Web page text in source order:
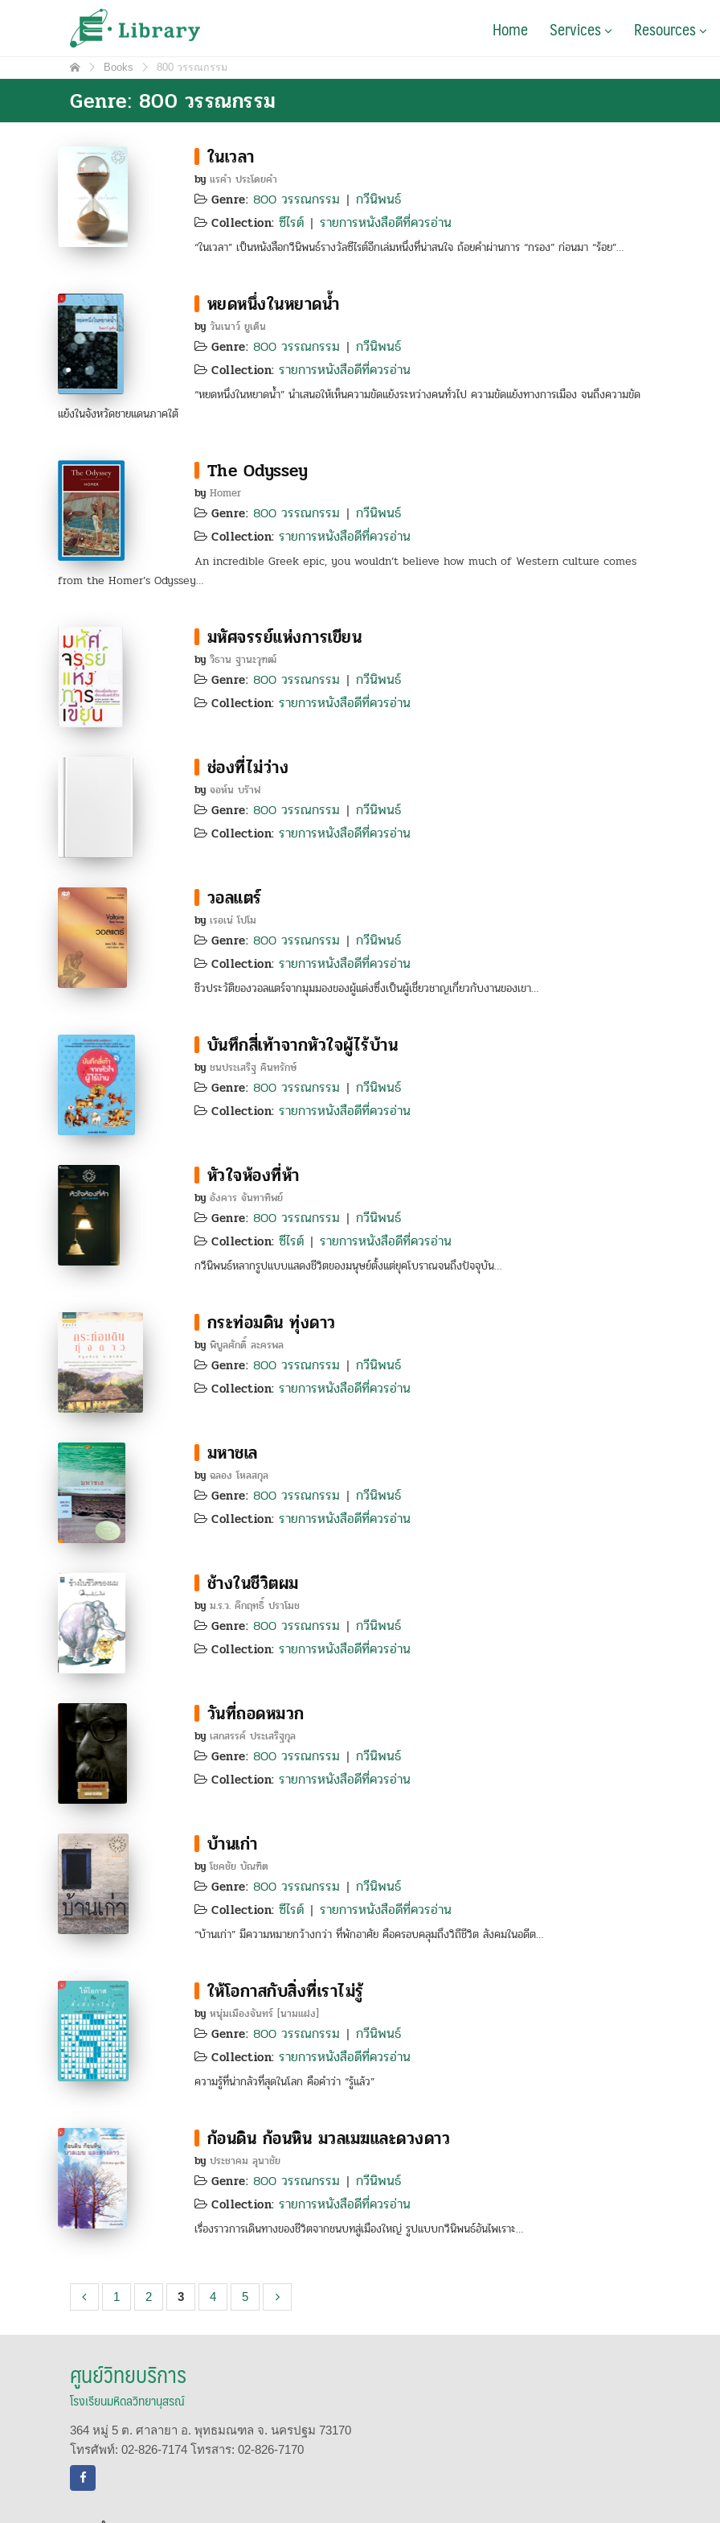
e-Library
ศูนย์วิทยบริการ โรงเรียนมหิดลวิทยานุสรณ์ Home Services Resources
Books 800 วรรณกรรม
Genre: 800 วรรณกรรม
ในเวลา
byแรคำ ประโดยคำ
Genre: 800 วรรณกรรม | กวีนิพนธ์
Collection:ซีไรต์ |รายการหนังสือดีที่ควรอ่าน
“ในเวลา” เป็นหนังสือกวีนิพนธ์รางวัลซีไรต์อีกเล่มหนึ่งที่น่าสนใจ ถ้อยคำผ่านการ “กรอง” ก่อนมา “ร้อย”…
หยดหนึ่งในหยาดน้ำ
byวันเนาว์ ยูเด็น
Genre: 800 วรรณกรรม | กวีนิพนธ์
Collection:รายการหนังสือดีที่ควรอ่าน
“หยดหนึ่งในหยาดน้ำ” นำเสนอให้เห็นความขัดแย้งระหว่างคนทั่วไป ความขัดแย้งทางการเมือง จนถึงความขัด
แย้งในจังหวัดชายแดนภาคใต้
The Odyssey
byHomer
Genre: 800 วรรณกรรม | กวีนิพนธ์
Collection:รายการหนังสือดีที่ควรอ่าน
An incredible Greek epic, you wouldn’t believe how much of Western culture comes
from the Homer’s Odyssey…
มหัศจรรย์แห่งการเขียน
byวิธาน ฐานะวุฑฒ์
Genre: 800 วรรณกรรม | กวีนิพนธ์
Collection:รายการหนังสือดีที่ควรอ่าน
ช่องที่ไม่ว่าง
byจอห์น บร๊าฟ
Genre: 800 วรรณกรรม | กวีนิพนธ์
Collection:รายการหนังสือดีที่ควรอ่าน
วอลแตร์
byเรอเน่ โปโม
Genre: 800 วรรณกรรม | กวีนิพนธ์
Collection:รายการหนังสือดีที่ควรอ่าน
ชีวประวัติของวอลแตร์จากมุมมองของผู้แต่งซึ่งเป็นผู้เชี่ยวชาญเกี่ยวกับงานของเขา…
บันทึกสี่เท้าจากหัวใจผู้ไร้บ้าน
byชนประเสริฐ คินทรักษ์
Genre: 800 วรรณกรรม | กวีนิพนธ์
Collection:รายการหนังสือดีที่ควรอ่าน
หัวใจห้องที่ห้า
byอังคาร จันทาทิพย์
Genre: 800 วรรณกรรม | กวีนิพนธ์
Collection:ซีไรต์ |รายการหนังสือดีที่ควรอ่าน
กวีนิพนธ์หลากรูปแบบแสดงชีวิตของมนุษย์ตั้งแต่ยุคโบราณจนถึงปัจจุบัน…
กระท่อมดิน ทุ่งดาว
byพิบูลศักดิ์ ละครพล
Genre: 800 วรรณกรรม | กวีนิพนธ์
Collection:รายการหนังสือดีที่ควรอ่าน
มหาชเล
byฉลอง โหลสกุล
Genre: 800 วรรณกรรม | กวีนิพนธ์
Collection:รายการหนังสือดีที่ควรอ่าน
ช้างในชีวิตผม
byม.ร.ว. คึกฤทธิ์ ปราโมช
Genre: 800 วรรณกรรม | กวีนิพนธ์
Collection:รายการหนังสือดีที่ควรอ่าน
วันที่ถอดหมวก
byเสกสรรค์ ประเสริฐกุล
Genre: 800 วรรณกรรม | กวีนิพนธ์
Collection:รายการหนังสือดีที่ควรอ่าน
บ้านเก่า
byโชคชัย บัณฑิต
Genre: 800 วรรณกรรม | กวีนิพนธ์
Collection:ซีไรต์ |รายการหนังสือดีที่ควรอ่าน
“บ้านเก่า” มีความหมายกว้างกว่า ที่พักอาศัย คือครอบคลุมถึงวิถีชีวิต สังคมในอดีต…
ให้โอกาสกับสิ่งที่เราไม่รู้
byหนุ่มเมืองจันทร์ [นามแฝง]
Genre: 800 วรรณกรรม | กวีนิพนธ์
Collection:รายการหนังสือดีที่ควรอ่าน
ความรู้ที่น่ากลัวที่สุดในโลก คือคำว่า “รู้แล้ว”
ก้อนดิน ก้อนหิน มวลเมฆและดวงดาว
byประชาคม ลุนาชัย
Genre: 800 วรรณกรรม | กวีนิพนธ์
Collection:รายการหนังสือดีที่ควรอ่าน
เรื่องราวการเดินทางของชีวิตจากชนบทสู่เมืองใหญ่ รูปแบบกวีนิพนธ์อันไพเราะ…
1 2 3 4 5
ศูนย์วิทยบริการ
โรงเรียนมหิดลวิทยานุสรณ์
364 หมู่ 5 ต. ศาลายา อ. พุทธมณฑล จ. นครปฐม 73170
โทรศัพท์: 02-826-7174 โทรสาร: 02-826-7170